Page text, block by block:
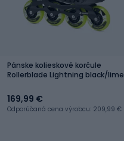
Pánske kolieskové korčule
Rollerblade Lightning black/lime
169,99 €
Odporúčaná cena výrobcu: 209,99 €